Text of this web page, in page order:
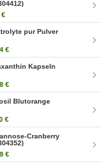
€
pur Pulver
€
Kapseln
€
Blutorange
€
Cranberry
€